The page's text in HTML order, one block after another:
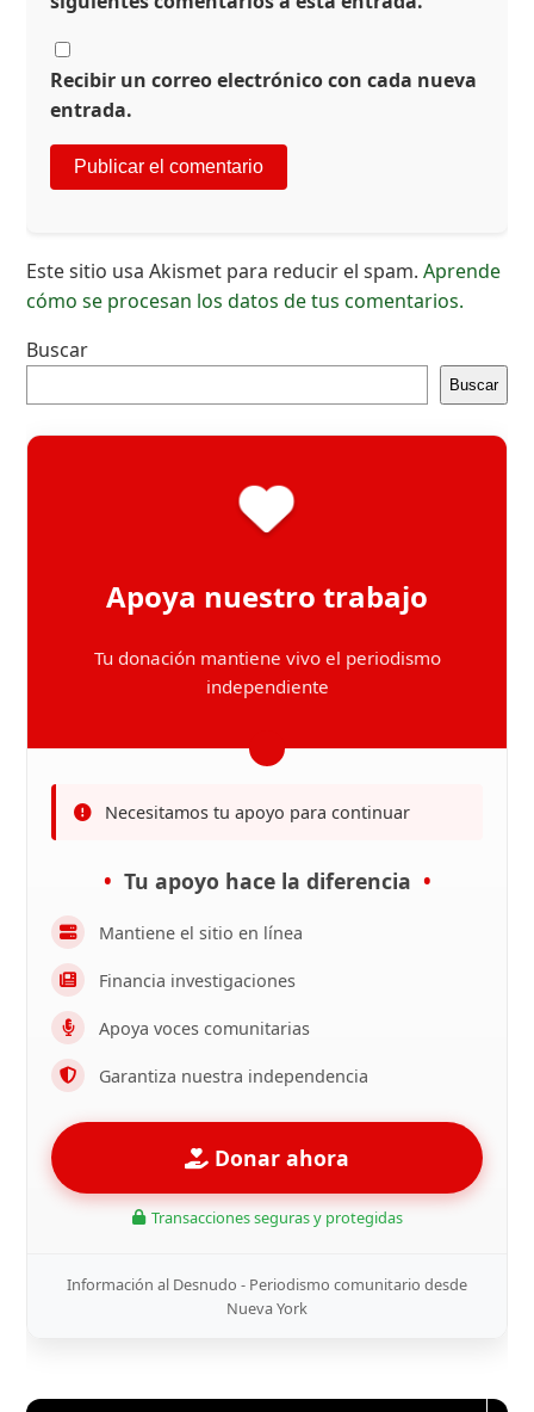
Recibir un correo electrónico con cada nueva
entrada.
Este sitio usa Akismet para reducir el spam.Aprende
cómo se procesan los datos de tus comentarios.
Buscar
Buscar
Apoya nuestro trabajo
Tu donación mantiene vivo el periodismo
independiente
Necesitamos tu apoyo para continuar
Tu apoyo hace la diferencia
Mantiene el sitio en línea
Financia investigaciones
Apoya voces comunitarias
Garantiza nuestra independencia
Donar ahora
Transacciones seguras y protegidas
Información al Desnudo - Periodismo comunitario desde
Nueva York